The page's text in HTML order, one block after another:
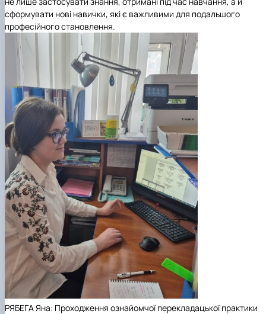
сформувати нові навички, які є важливими для подальшого
професійного становлення.
РЯБЕГА Яна: Проходження ознайомчої перекладацької практики